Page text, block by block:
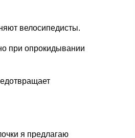
велосипедисты.
при опрокидывании
я предлагаю